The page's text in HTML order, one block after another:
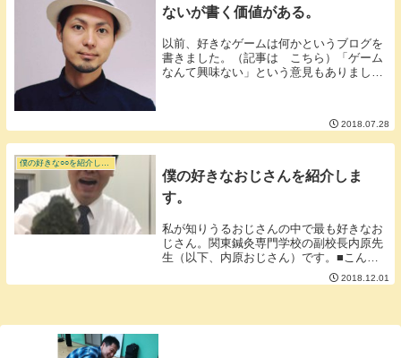
ないが書く価値がある。
以前、好きなゲームは何かというブログを
書きました。（記事は こちら）「ゲーム
なんて興味ない」という意見もありました
ログを書かな...
2018.07.28
僕の好きな○○を紹介します。
僕の好きなおじさんを紹介しま
す。
私が知りうるおじさんの中で最も好きなお
じさん。関東鍼灸専門学校の副校長内原先
生（以下、内原おじさん）です。■こんな
に無礼な態度で接すれる副校長は内原おじ
さんしかいない。このブログののっけから
2018.12.01